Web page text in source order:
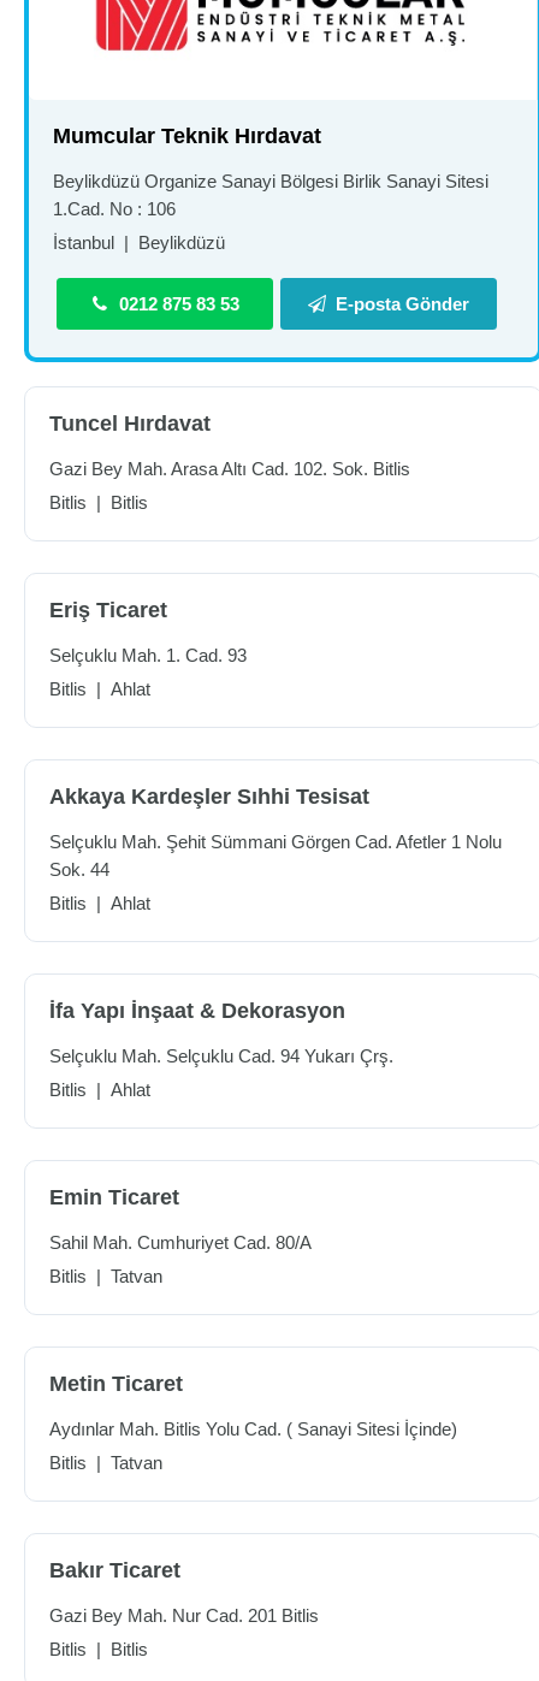
Mumcular Teknik Hırdavat
Beylikdüzü Organize Sanayi Bölgesi Birlik Sanayi Sitesi
1.Cad. No : 106
İstanbul | Beylikdüzü
0212 875 83 53 E-posta Gönder
Tuncel Hırdavat
Gazi Bey Mah. Arasa Altı Cad. 102. Sok. Bitlis
Bitlis | Bitlis
Eriş Ticaret
Selçuklu Mah. 1. Cad. 93
Bitlis | Ahlat
Akkaya Kardeşler Sıhhi Tesisat
Selçuklu Mah. Şehit Sümmani Görgen Cad. Afetler 1 Nolu
Sok. 44
Bitlis | Ahlat
İfa Yapı İnşaat & Dekorasyon
Selçuklu Mah. Selçuklu Cad. 94 Yukarı Çrş.
Bitlis | Ahlat
Emin Ticaret
Sahil Mah. Cumhuriyet Cad. 80/A
Bitlis | Tatvan
Metin Ticaret
Aydınlar Mah. Bitlis Yolu Cad. ( Sanayi Sitesi İçinde)
Bitlis | Tatvan
Bakır Ticaret
Gazi Bey Mah. Nur Cad. 201 Bitlis
Bitlis | Bitlis